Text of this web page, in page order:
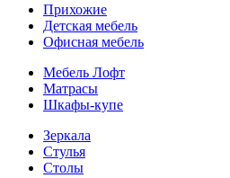
Прихожие
Детская мебель
Офисная мебель
Мебель Лофт
Матрасы
Шкафы-купе
Зеркала
Стулья
Столы